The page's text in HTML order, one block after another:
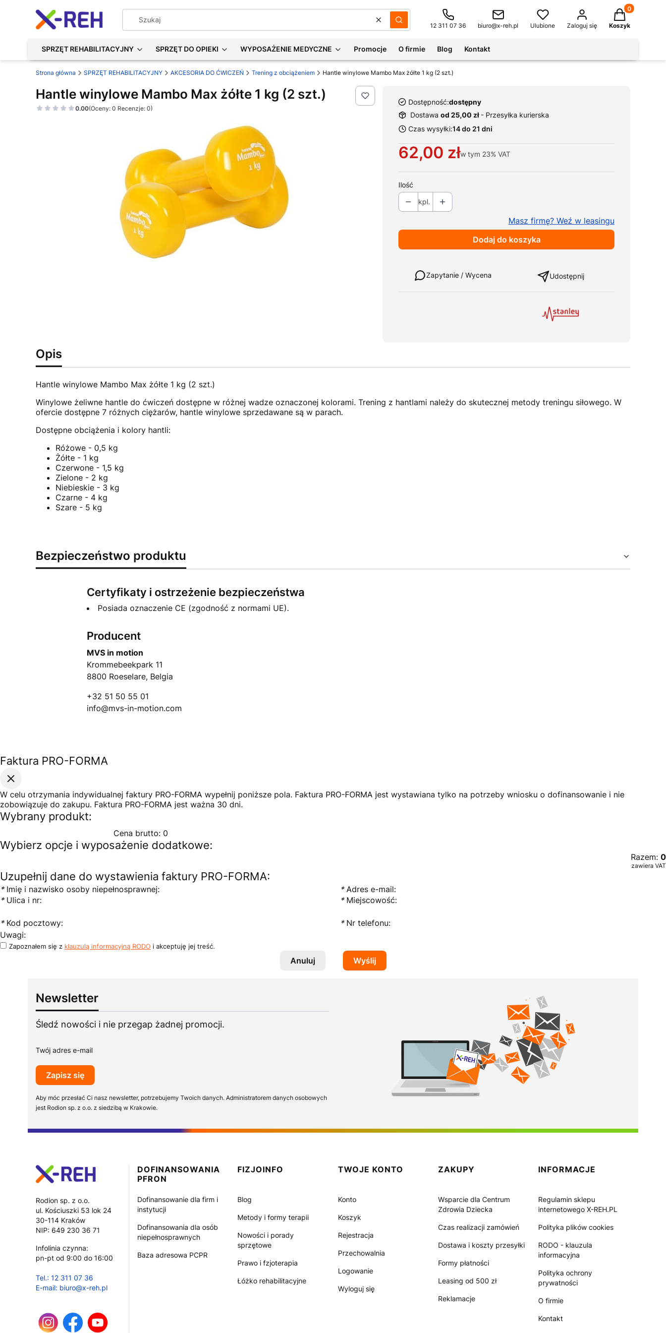
WyczyśćSzukaj 12 311 07 36 biuro@x-reh.pl Ulubione Zaloguj się
Produkty w
Koszyk
SPRZĘT REHABILITACYJNY SPRZĘT DO OPIEKI WYPOSAŻENIE MEDYCZNE Promocje O firmie Blog Kontakt
Strona główna SPRZĘT REHABILITACYJNY AKCESORIA DO ĆWICZEŃ Trening z obciążeniem Hantle winylowe Mambo Max żółte 1 kg (2 szt.)
Hantle winylowe Mambo Max żółte 1 kg (2 szt.)
0.00(Oceny: 0 Recenzje: 0)
Dostępność:dostępny
Dostawa od 25,00 zł - Przesyłka kurierska
Czas wysyłki:14 do 21 dni
Cena
62,00 złw tym 23% VAT
Ilość
kpl.
Masz firmę? Weź w leasingu
Dodaj do koszyka
Zapytanie / Wycena Udostępnij
Opis
Hantle winylowe Mambo Max żółte 1 kg (2 szt.)
Winylowe żeliwne hantle do ćwiczeń dostępne w różnej wadze oznaczonej kolorami. Trening z hantlami należy do skutecznej metody treningu siłowego. W
ofercie dostępne 7 różnych ciężarów, hantle winylowe sprzedawane są w parach.
Dostępne obciążenia i kolory hantli:
Różowe - 0,5 kg
Żółte - 1 kg
Czerwone - 1,5 kg
Zielone - 2 kg
Niebieskie - 3 kg
Czarne - 4 kg
Szare - 5 kg
Bezpieczeństwo produktu
Certyfikaty i ostrzeżenie bezpieczeństwa
Posiada oznaczenie CE (zgodność z normami UE).
Producent
MVS in motion
Krommebeekpark 11
8800 Roeselare, Belgia
+32 51 50 55 01
info@mvs-in-motion.com
Faktura PRO-FORMA
W celu otrzymania indywidualnej faktury PRO-FORMA wypełnij poniższe pola. Faktura PRO-FORMA jest wystawiana tylko na potrzeby wniosku o dofinansowanie i nie
zobowiązuje do zakupu. Faktura PRO-FORMA jest ważna 30 dni.
Wybrany produkt:
Cena brutto: 0
Wybierz opcje i wyposażenie dodatkowe:
Razem: 0
zawiera VAT
Uzupełnij dane do wystawienia faktury PRO-FORMA:
*Imię i nazwisko osoby niepełnosprawnej:
*Ulica i nr:
*Kod pocztowy:
*Adres e-mail:
*Miejscowość:
*Nr telefonu:
Uwagi:
Zapoznałem się z klauzulą informacyjną RODO i akceptuję jej treść.
Anuluj Wyślij
Newsletter
Śledź nowości i nie przegap żadnej promocji.
Twój adres e-mail
Zapisz się
Aby móc przesłać Ci nasz newsletter, potrzebujemy Twoich danych. Administratorem danych osobowych
jest Rodion sp. z o.o. z siedzibą w Krakowie.
Rodion sp. z o.o.
ul. Kościuszki 53 lok 24
30-114 Kraków
NIP: 649 230 36 71
Infolinia czynna:
pn-pt od 9:00 do 16:00
Tel.: 12 311 07 36
E-mail: biuro@x-reh.pl
Linki w stopce
DOFINANSOWANIA
PFRON
Dofinansowanie dla firm i
instytucji
Dofinansowania dla osób
niepełnosprawnych
Baza adresowa PCPR
FIZJOINFO
Blog
Metody i formy terapii
Nowości i porady
sprzętowe
Prawo i fzjoterapia
Łóżko rehabilitacyjne
TWOJE KONTO
Konto
Koszyk
Rejestracja
Przechowalnia
Logowanie
Wyloguj się
ZAKUPY
Wsparcie dla Centrum
Zdrowia Dziecka
Czas realizacji zamówień
Dostawa i koszty przesyłki
Formy płatności
Leasing od 500 zł
Reklamacje
INFORMACJE
Regulamin sklepu
internetowego X-REH.PL
Polityka plików cookies
RODO - klauzula
informacyjna
Polityka ochrony
prywatności
O firmie
Kontakt